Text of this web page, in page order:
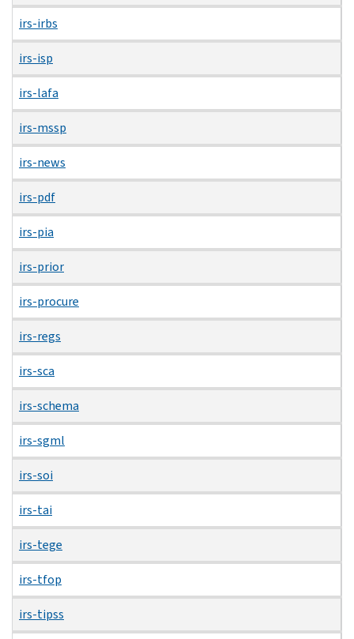
irs-irbs
irs-isp
irs-lafa
irs-mssp
irs-news
irs-pdf
irs-pia
irs-prior
irs-procure
irs-regs
irs-sca
irs-schema
irs-sgml
irs-soi
irs-tai
irs-tege
irs-tfop
irs-tipss